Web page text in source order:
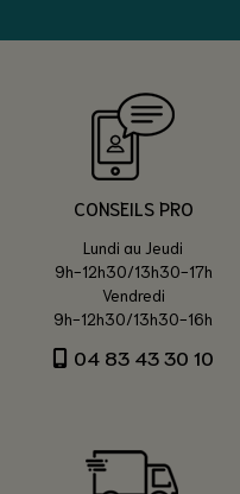
CONSEILS PRO
Lundi au Jeudi
9h-12h30/13h30-17h
Vendredi
9h-12h30/13h30-16h
04 83 43 30 10